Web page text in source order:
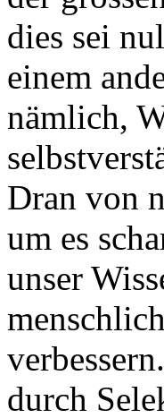
dies sei
einem
nämlich,
Dran von
um es
unser
durch